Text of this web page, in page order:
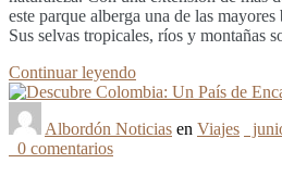
este parque alberga una de las
Sus selvas tropicales, ríos y montañas
Continuar leyendo
Albordón Noticias en Viajes
0 comentarios